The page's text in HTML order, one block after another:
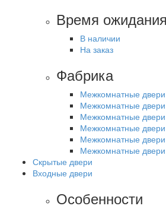
Время ожидания
В наличии
На заказ
Фабрика
Межкомнатные
Межкомнатные
Межкомнатные
Межкомнатные
Межкомнатные
Межкомнатные
Скрытые двери
Входные двери
Особенности